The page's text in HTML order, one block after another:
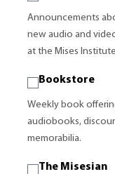
Announcements
new audio and
at the Mises
Bookstore
Weekly book
audiobooks,
memorabilia.
The Misesian